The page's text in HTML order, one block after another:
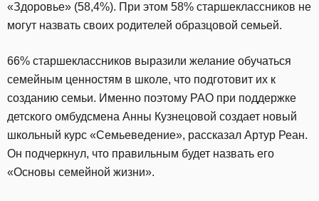
«Здоровье» (58,4%). При этом 58% старшеклассников не
могут назвать своих родителей образцовой семьей.
66% старшеклассников выразили желание обучаться
семейным ценностям в школе, что подготовит их к
созданию семьи. Именно поэтому РАО при поддержке
детского омбудсмена Анны Кузнецовой создает новый
школьный курс «Семьеведение», рассказал Артур Реан.
Он подчеркнул, что правильным будет назвать его
«Основы семейной жизни».